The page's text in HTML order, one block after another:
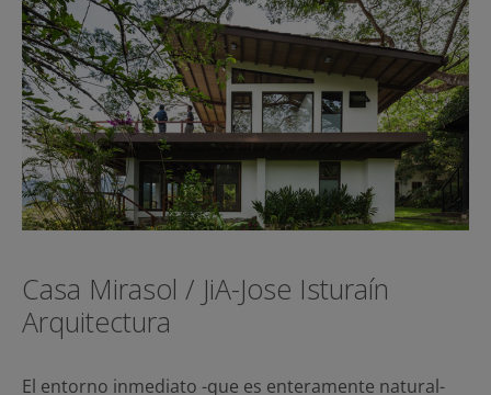
Casa Mirasol / JiA-Jose Isturaín
Arquitectura
El entorno inmediato -que es enteramente natural-